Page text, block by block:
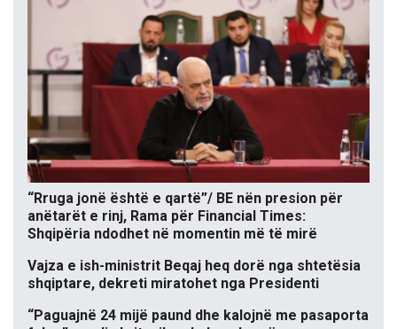
“Rruga jonë është e qartë”/ BE nën presion për
anëtarët e rinj, Rama për Financial Times:
Shqipëria ndodhet në momentin më të mirë
Vajza e ish-ministrit Beqaj heq dorë nga shtetësia
shqiptare, dekreti miratohet nga Presidenti
“Paguajnë 24 mijë paund dhe kalojnë me pasaporta